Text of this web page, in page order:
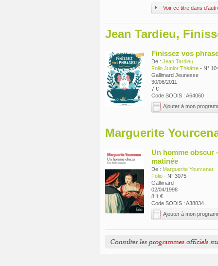
Voir ce titre dans
Jean Tardieu,
Finissez vos
De : Jean Tardieu
Folio Junior Théâtre - N°
Gallimard Jeunesse
30/06/2011
7 €
Code SODIS : A64060
Ajouter à mon
Marguerite
Un homme obscur
matinée
De : Marguerite Yourcenar
Folio - N° 3075
Gallimard
02/04/1998
8.1 €
Code SODIS : A38834
Ajouter à mon